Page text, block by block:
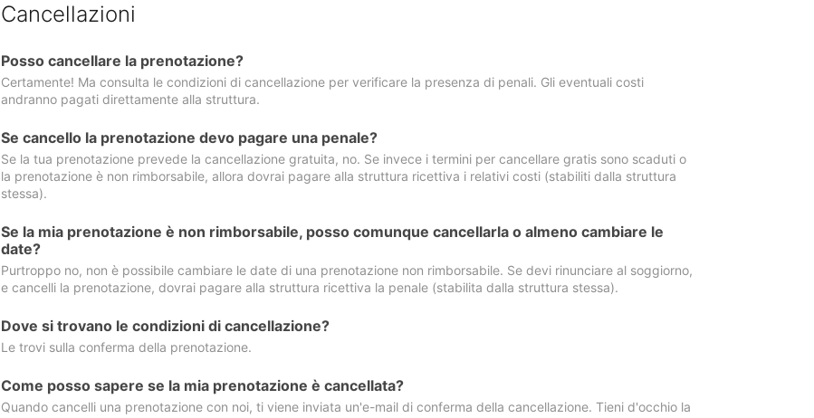
Cancellazioni
Posso cancellare la prenotazione?
Certamente! Ma consulta le condizioni di cancellazione per verificare la presenza di penali. Gli eventuali costi
andranno pagati direttamente alla struttura.
Se cancello la prenotazione devo pagare una penale?
Se la tua prenotazione prevede la cancellazione gratuita, no. Se invece i termini per cancellare gratis sono scaduti o
la prenotazione è non rimborsabile, allora dovrai pagare alla struttura ricettiva i relativi costi (stabiliti dalla struttura
stessa).
Se la mia prenotazione è non rimborsabile, posso comunque cancellarla o almeno cambiare le
date?
Purtroppo no, non è possibile cambiare le date di una prenotazione non rimborsabile. Se devi rinunciare al soggiorno,
e cancelli la prenotazione, dovrai pagare alla struttura ricettiva la penale (stabilita dalla struttura stessa).
Dove si trovano le condizioni di cancellazione?
Le trovi sulla conferma della prenotazione.
Come posso sapere se la mia prenotazione è cancellata?
Quando cancelli una prenotazione con noi, ti viene inviata un'e-mail di conferma della cancellazione. Tieni d'occhio la